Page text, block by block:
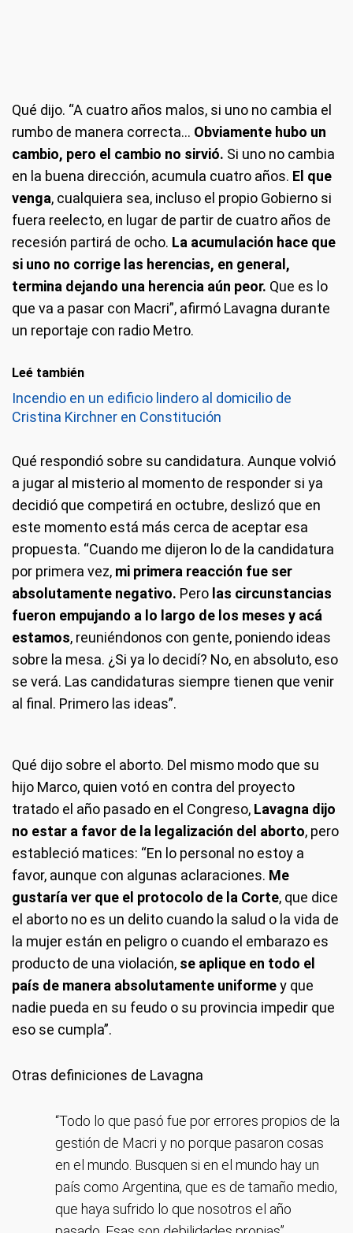
Qué dijo. “A cuatro años malos, si uno no cambia el
rumbo de manera correcta… Obviamente hubo un
cambio, pero el cambio no sirvió. Si uno no cambia
en la buena dirección, acumula cuatro años. El que
venga, cualquiera sea, incluso el propio Gobierno si
fuera reelecto, en lugar de partir de cuatro años de
recesión partirá de ocho. La acumulación hace que
si uno no corrige las herencias, en general,
termina dejando una herencia aún peor. Que es lo
que va a pasar con Macri”, afirmó Lavagna durante
un reportaje con radio Metro.
Leé también
Incendio en un edificio lindero al domicilio de
Cristina Kirchner en Constitución
Qué respondió sobre su candidatura. Aunque volvió
a jugar al misterio al momento de responder si ya
decidió que competirá en octubre, deslizó que en
este momento está más cerca de aceptar esa
propuesta. “Cuando me dijeron lo de la candidatura
por primera vez, mi primera reacción fue ser
absolutamente negativo. Pero las circunstancias
fueron empujando a lo largo de los meses y acá
estamos, reuniéndonos con gente, poniendo ideas
sobre la mesa. ¿Si ya lo decidí? No, en absoluto, eso
se verá. Las candidaturas siempre tienen que venir
al final. Primero las ideas”.
Qué dijo sobre el aborto. Del mismo modo que su
hijo Marco, quien votó en contra del proyecto
tratado el año pasado en el Congreso, Lavagna dijo
no estar a favor de la legalización del aborto, pero
estableció matices: “En lo personal no estoy a
favor, aunque con algunas aclaraciones. Me
gustaría ver que el protocolo de la Corte, que dice
el aborto no es un delito cuando la salud o la vida de
la mujer están en peligro o cuando el embarazo es
producto de una violación, se aplique en todo el
país de manera absolutamente uniformey que
nadie pueda en su feudo o su provincia impedir que
eso se cumpla”.
Otras definiciones de Lavagna
“Todo lo que pasó fue por errores propios de la
gestión de Macri y no porque pasaron cosas
en el mundo. Busquen si en el mundo hay un
país como Argentina, que es de tamaño medio,
que haya sufrido lo que nosotros el año